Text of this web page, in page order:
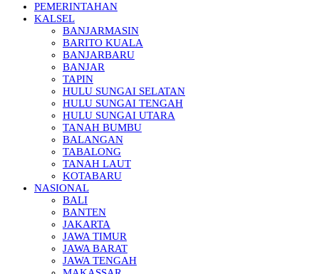
PEMERINTAHAN
KALSEL
BANJARMASIN
BARITO KUALA
BANJARBARU
BANJAR
TAPIN
HULU SUNGAI SELATAN
HULU SUNGAI TENGAH
HULU SUNGAI UTARA
TANAH BUMBU
BALANGAN
TABALONG
TANAH LAUT
KOTABARU
NASIONAL
BALI
BANTEN
JAKARTA
JAWA TIMUR
JAWA BARAT
JAWA TENGAH